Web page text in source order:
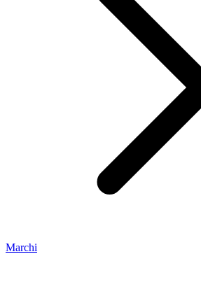
Marchi